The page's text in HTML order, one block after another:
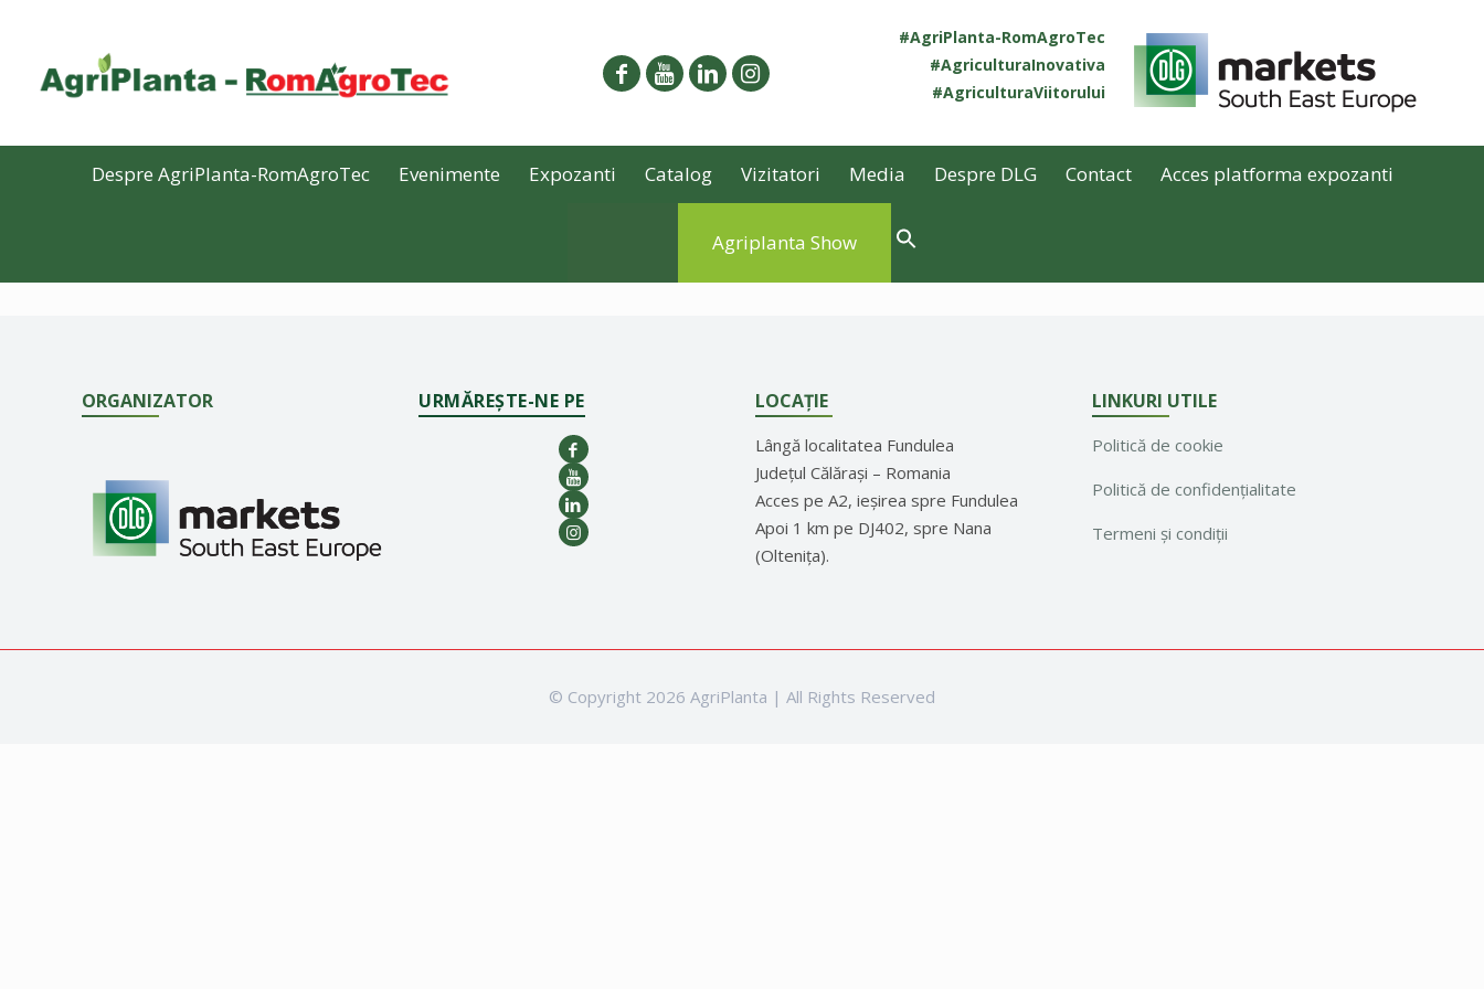
#AgriPlanta-RomAgroTec
#AgriculturaInovativa
#AgriculturaViitorului
Despre AgriPlanta-RomAgroTec Evenimente Expozanti Catalog Vizitatori Media Despre DLG Contact Acces platforma expozanti
Agriplanta Show
ORGANIZATOR URMĂREȘTE-NE PE LOCAȚIE
Lângă localitatea Fundulea
Județul Călărași – Romania
Acces pe A2, ieșirea spre Fundulea
Apoi 1 km pe DJ402, spre Nana
(Oltenița).
LINKURI UTILE
Politică de cookie
Politică de confidențialitate
Termeni și condiții
© Copyright 2026 AgriPlanta | All Rights Reserved